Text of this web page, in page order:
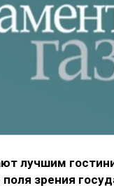
лучшим
зрения